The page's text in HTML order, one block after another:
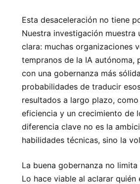
Esta desaceleración no tiene
Nuestra investigación muestra
clara: muchas organizaciones
tempranos de la IA autónoma,
con una gobernanza más
probabilidades de traducir
resultados a largo plazo,
eficiencia y un crecimiento de
diferencia clave no es la
habilidades técnicas, sino la
La buena gobernanza no
Lo hace viable al aclarar quién